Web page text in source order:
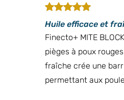
Huile efficace et
Finecto+ MITE
pièges à poux
fraîche crée une
permettant aux